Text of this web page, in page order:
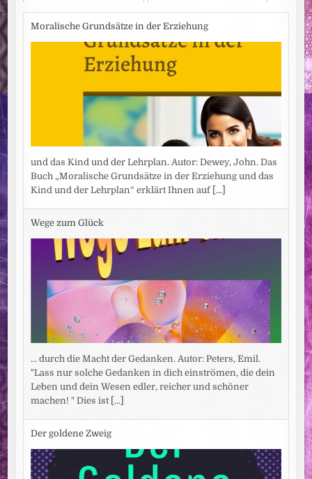
Moralische Grundsätze in der Erziehung
und das Kind und der Lehrplan. Autor: Dewey, John. Das
Buch „Moralische Grundsätze in der Erziehung und das
Kind und der Lehrplan“ erklärt Ihnen auf [...]
Wege zum Glück
... durch die Macht der Gedanken. Autor: Peters, Emil.
"Lass nur solche Gedanken in dich einströmen, die dein
Leben und dein Wesen edler, reicher und schöner
machen! " Dies ist [...]
Der goldene Zweig